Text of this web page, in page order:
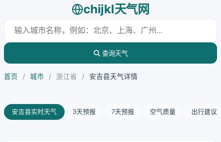
chijkl天气网
查询天气
首页 / 城市 / 浙江省 / 安吉县天气详情
安吉县实时天气 3天预报 7天预报 空气质量 出行建议